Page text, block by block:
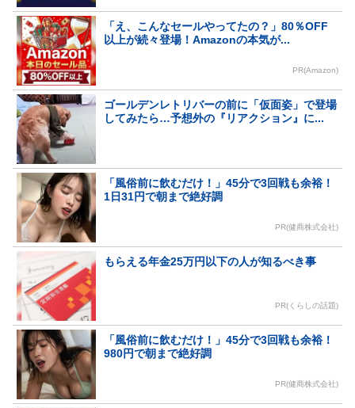
「え、こんなセールやってたの？」80％OFF
以上が続々登場！Amazonの本気が...
PR(Amazon)
ゴールデンレトリバーの前に「仮面姿」で登場
してみたら…予想外の『リアクション』に...
「風俗前に飲むだけ！」45分で3回戦も余裕！
1日31円で朝まで絶好調
PR(健商株式会社)
もらえる年金25万円以下の人が知るべき事
PR(くらしの話題)
「風俗前に飲むだけ！」45分で3回戦も余裕！
980円で朝まで絶好調
PR(健商株式会社)